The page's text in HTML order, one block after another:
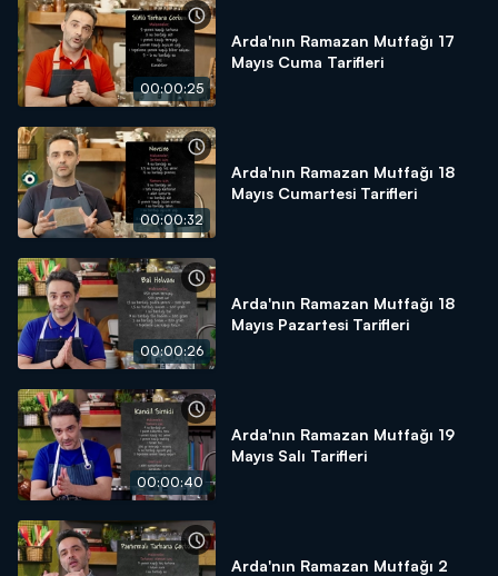
00:00:25
Arda'nın Ramazan Mutfağı 17
Mayıs Cuma Tarifleri
00:00:32
Arda'nın Ramazan Mutfağı 18
Mayıs Cumartesi Tarifleri
00:00:26
Arda'nın Ramazan Mutfağı 18
Mayıs Pazartesi Tarifleri
00:00:40
Arda'nın Ramazan Mutfağı 19
Mayıs Salı Tarifleri
Arda'nın Ramazan Mutfağı 2